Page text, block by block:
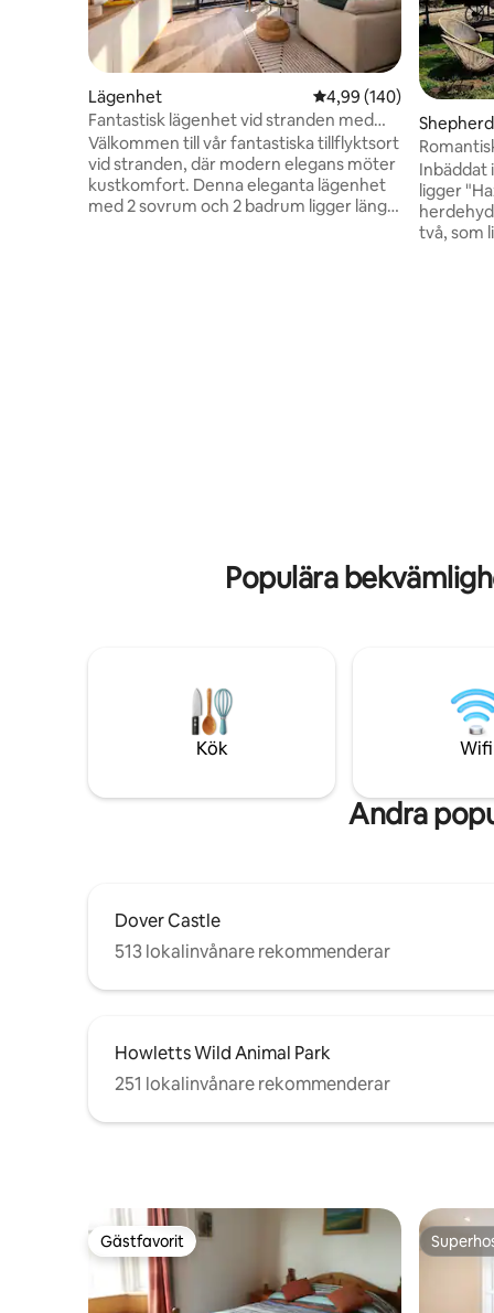
Lägenhet 4,99 av 5 i
4,99 (140)
Fantastisk lägenhet vid stranden med
säker parkering
Välkommen till vår fantastiska tillflyktsort
vid stranden, där modern elegans möter
kustkomfort. Denna eleganta lägenhet
med 2 sovrum och 2 badrum ligger längs
2
Inbäddat
ligger "Hazy
två, som
Populära
Kök Wifi
Andra
Dover Castle
513 lokalinvånare rekommenderar
Howletts Wild Animal Park
251 lokalinvånare rekommenderar
Gästfavorit
Gästfavorit